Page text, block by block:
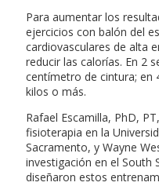
Para aumentar los
ejercicios con balón del
cardiovasculares de alta
reducir las calorías. En 2
centímetro de cintura; en
kilos o más.
Rafael Escamilla, PhD,
fisioterapia en la
Sacramento, y Wayne
investigación en el South
diseñaron estos